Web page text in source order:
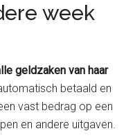
week
geldzaken van haar
betaald en
vast bedrag op een
en andere uitgaven.